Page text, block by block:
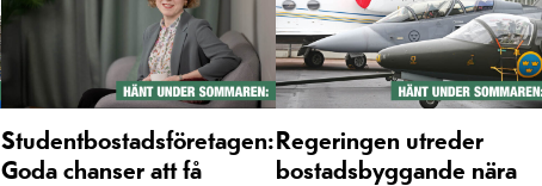
Studentbostadsföretagen:
Goda chanser att få
Regeringen utreder
bostadsbyggande nära